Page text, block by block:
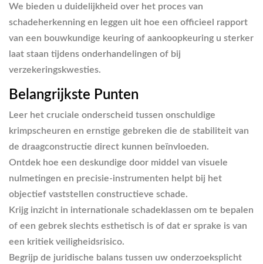
We bieden u duidelijkheid over het proces van
schadeherkenning en leggen uit hoe een officieel rapport
van een bouwkundige keuring of aankoopkeuring u sterker
laat staan tijdens onderhandelingen of bij
verzekeringskwesties.
Belangrijkste Punten
Leer het cruciale onderscheid tussen onschuldige
krimpscheuren en ernstige gebreken die de stabiliteit van
de draagconstructie direct kunnen beïnvloeden.
Ontdek hoe een deskundige door middel van visuele
nulmetingen en precisie-instrumenten helpt bij het
objectief vaststellen constructieve schade.
Krijg inzicht in internationale schadeklassen om te bepalen
of een gebrek slechts esthetisch is of dat er sprake is van
een kritiek veiligheidsrisico.
Begrijp de juridische balans tussen uw onderzoeksplicht